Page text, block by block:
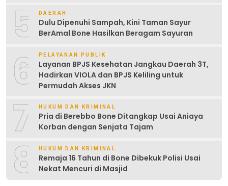
5 DAERAH
Dulu Dipenuhi Sampah, Kini Taman Sayur
BerAmal Bone Hasilkan Beragam Sayuran
6 PELAYANAN PUBLIK
Layanan BPJS Kesehatan Jangkau Daerah 3T,
Hadirkan VIOLA dan BPJS Keliling untuk
Permudah Akses JKN
7 HUKUM DAN KRIMINAL
Pria di Berebbo Bone Ditangkap Usai Aniaya
Korban dengan Senjata Tajam
8 HUKUM DAN KRIMINAL
Remaja 16 Tahun di Bone Dibekuk Polisi Usai
Nekat Mencuri di Masjid